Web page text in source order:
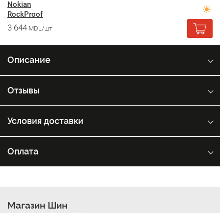
Nokian
RockProof
3 644 MDL/шт
Описание
Отзывы
Условия доставки
Оплата
Магазин Шин